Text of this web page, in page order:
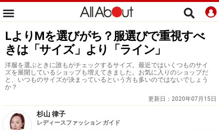
LよりMを選びがち？服選びで重視すべ
きは「サイズ」より「ライン」
洋服を選ぶときに誰もがチェックするサイズ。最近ではいくつものサイ
ズを展開しているショップも増えてきました。お気に入りのショップだ
と、いつものサイズが決まっているという方も多いのではないでしょう
か？
更新日： 2020年07月15日
杉山 律子
レディースファッション ガイド